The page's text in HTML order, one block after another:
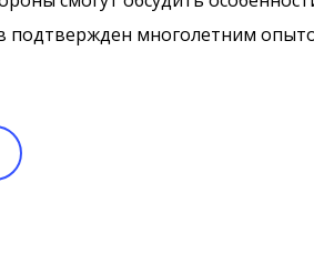
подтвержден многолетним